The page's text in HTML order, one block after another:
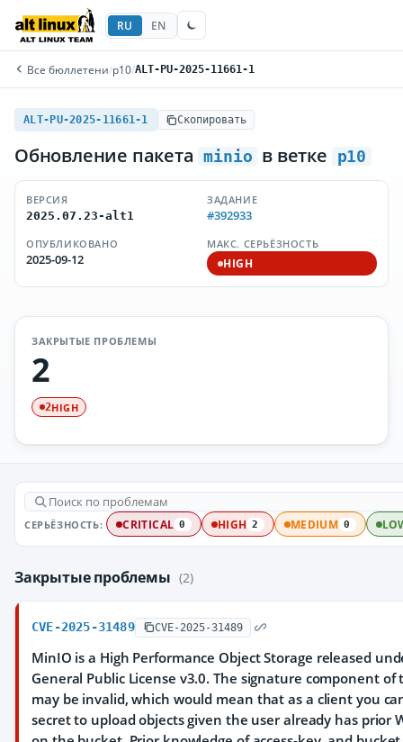
RU EN
Все бюллетени/p10/ALT-PU-2025-11661-1
ALT-PU-2025-11661-1 Скопировать
Обновление пакета minio в ветке p10
ВЕРСИЯ
2025.07.23-alt1
ЗАДАНИЕ
#392933
ОПУБЛИКОВАНО
2025-09-12
МАКС. СЕРЬЁЗНОСТЬ
HIGH
ЗАКРЫТЫЕ ПРОБЛЕМЫ
2
2HIGH
СЕРЬЁЗНОСТЬ: CRITICAL 0 HIGH 2 MEDIUM 0
Закрытые проблемы (2)
CVE-2025-31489 CVE-2025-31489
MinIO is a High Performance Object Storage released
General Public License v3.0. The signature component
may be invalid, which would mean that as a client you
secret to upload objects given the user already has prior